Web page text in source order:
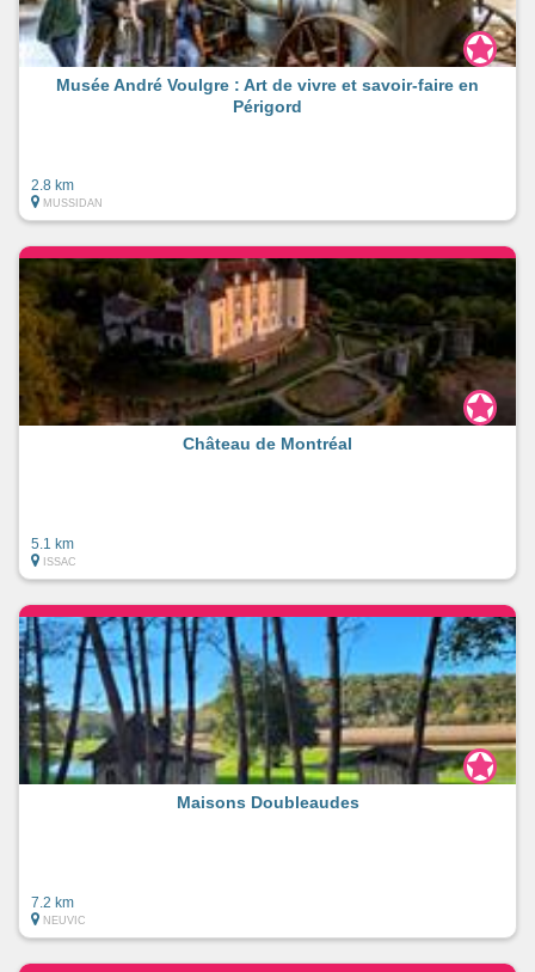
Musée André Voulgre : Art de vivre et savoir-faire en
Périgord
2.8 km
MUSSIDAN
Château de Montréal
5.1 km
ISSAC
Maisons Doubleaudes
7.2 km
NEUVIC